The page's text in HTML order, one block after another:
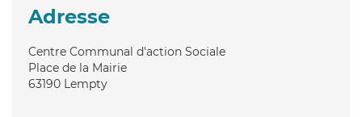
Adresse
Centre Communal d'action Sociale
Place de la Mairie
63190 Lempty